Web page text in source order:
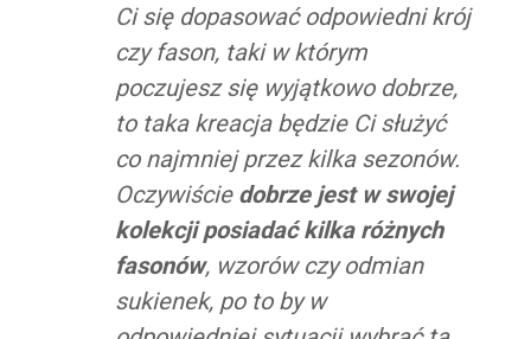
Ci się dopasować odpowiedni krój
czy fason, taki w którym
poczujesz się wyjątkowo dobrze,
to taka kreacja będzie Ci służyć
co najmniej przez kilka sezonów.
Oczywiście dobrze jest w swojej
kolekcji posiadać kilka różnych
fasonów, wzorów czy odmian
sukienek, po to by w